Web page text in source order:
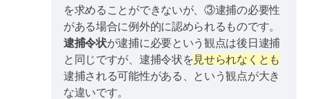
を求めることができないが、③逮捕の必要性
がある場合に例外的に認められるものです。
逮捕令状が逮捕に必要という観点は後日逮捕
と同じですが、逮捕令状を見せられなくとも
逮捕される可能性がある、という観点が大き
な違いです。